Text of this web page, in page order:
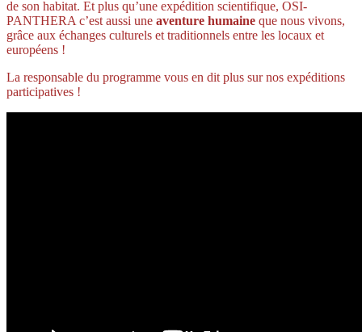
de son habitat. Et plus qu’une expédition scientifique, OSI-
PANTHERA c’est aussi une aventure humaine que nous vivons,
grâce aux échanges culturels et traditionnels entre les locaux et
européens !
La responsable du programme vous en dit plus sur nos expéditions
participatives !